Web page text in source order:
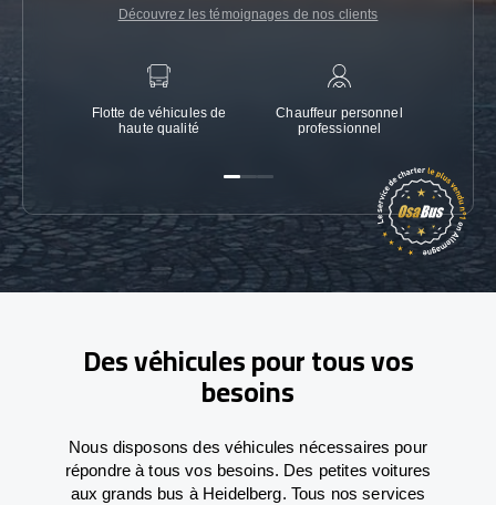
Découvrez les témoignages de nos clients
Flotte de véhicules de
haute qualité
Chauffeur personnel
professionnel
Des véhicules pour tous vos
besoins
Nous disposons des véhicules nécessaires pour
répondre à tous vos besoins. Des petites voitures
aux grands bus à Heidelberg. Tous nos services